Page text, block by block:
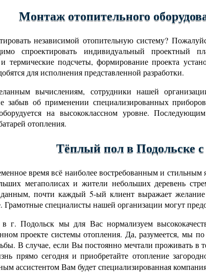
Монтаж отопительного
независимой отопительную систему?
спроектировать индивидуальный проектный
термические подсчеты, формирование проекта
для исполнения представленной разработки.
вычислениям, сотрудники нашей
забыв об применении специализированных
на высококлассном уровне.
отопления.
Тёплый пол в Подольске
время всё наиболее востребованным и стильным
мегаполисах и жители небольших деревень
данным, почти каждый 5-ый клиент выражает
Грамотные специалисты нашей организации могут
г. Подольск мы для Вас нормализуем
проекте системы отопления. Да, разумеется, мы
В случае, если Вы постоянно мечтали проживать в
прямо сегодня и приобретайте отопление
ассистентом Вам будет специализированная